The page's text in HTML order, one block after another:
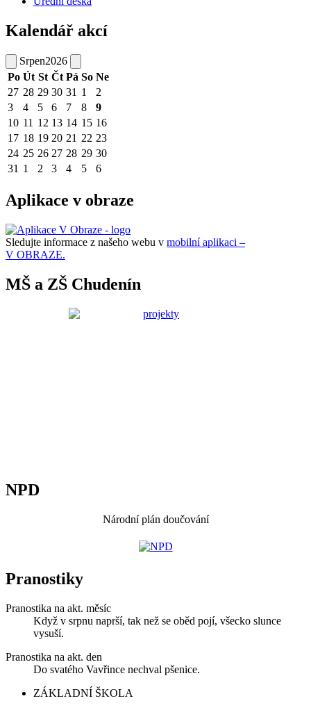
Kalendář akcí
Srpen2026
Po Út St Čt Pá So Ne
27 28 29 30 31 1
2
3
4 5 6 7 8
9
10 11 12 13 14 15 16
17 18 19 20 21 22 23
24 25 26 27 28 29 30
31 1 2 3 4 5 6
Aplikace v obraze
Sledujte informace z našeho webu v mobilní aplikaci –
V OBRAZE.
MŠ a ZŠ Chudenín
NPD
Národní plán doučování
Pranostiky
Pranostika na akt. měsíc
Když v srpnu naprší, tak než se oběd pojí, všecko slunce
vysuší.
Pranostika na akt. den
Do svatého Vavřince nechval pšenice.
ZÁKLADNÍ ŠKOLA